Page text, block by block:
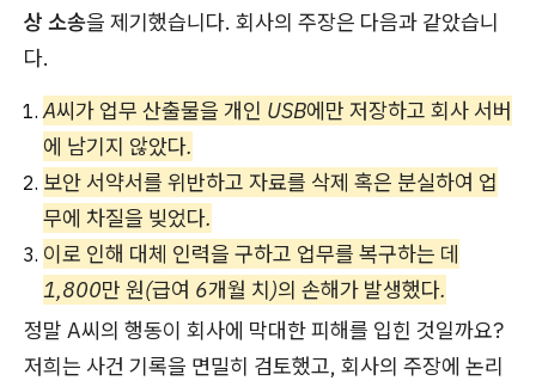
상 소송을 제기했습니다. 회사의 주장은 다음과 같았습니
다.
A씨가 업무 산출물을 개인 USB에만 저장하고 회사 서버
에 남기지 않았다.
보안 서약서를 위반하고 자료를 삭제 혹은 분실하여 업
무에 차질을 빚었다.
이로 인해 대체 인력을 구하고 업무를 복구하는 데
1,800만 원(급여 6개월 치)의 손해가 발생했다.
정말 A씨의 행동이 회사에 막대한 피해를 입힌 것일까요?
저희는 사건 기록을 면밀히 검토했고, 회사의 주장에 논리